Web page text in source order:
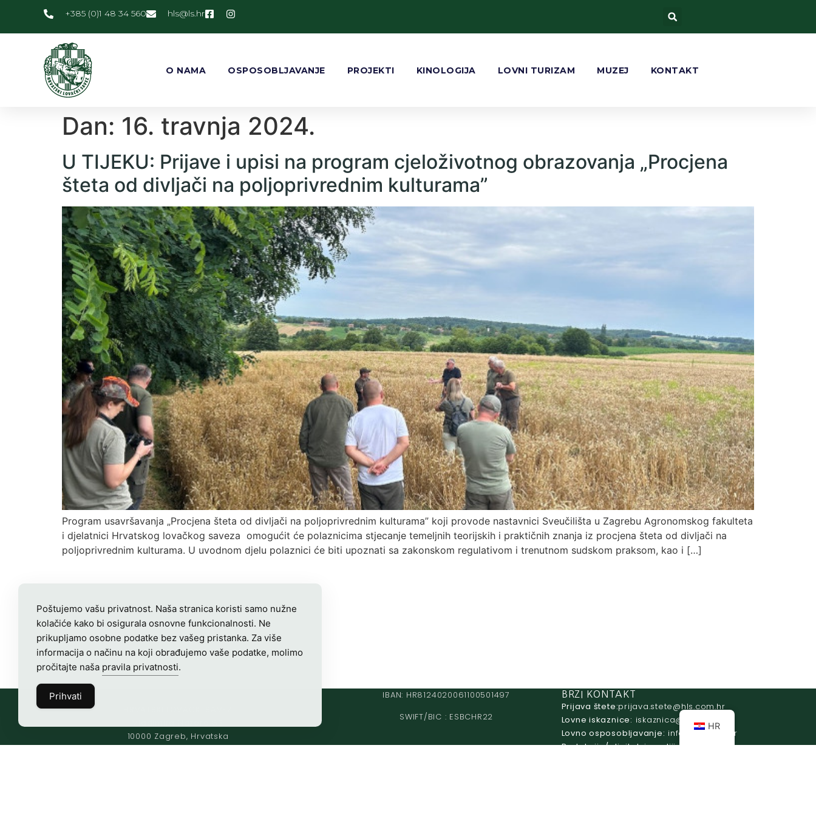
+385 (0)1 48 34 560 rh.sl
@slh
O NAMA OSPOSOBLJAVANJE PROJEKTI KINOLOGIJA LOVNI TURIZAM MUZEJ KONTAKT
Dan: 16. travnja 2024.
U TIJEKU: Prijave i upisi na program cjeloživotnog obrazovanja „Procjena
šteta od divljači na poljoprivrednim kulturama”
Program usavršavanja „Procjena šteta od divljači na poljoprivrednim kulturama” koji provode nastavnici Sveučilišta u Zagrebu Agronomskog fakulteta
i djelatnici Hrvatskog lovačkog saveza omogućit će polaznicima stjecanje temeljnih teorijskih i praktičnih znanja iz procjena šteta od divljači na
poljoprivrednim kulturama. U uvodnom djelu polaznici će biti upoznati sa zakonskom regulativom i trenutnom sudskom praksom, kao i […]
10000 Zagreb, Hrvatska
IBAN: HR8124020061100501497
SWIFT/BIC : ESBCHR22
BRZI KONTAKT
Prijava štete: rh.moc.slh
@etets.avajirp
Lovne iskaznice:
rh.moc.slh
@acinzaksi
Lovno osposobljavanje:
rh.ude-slh
@ofni
Redakcija/ digitalni mediji:
rh.sl
Poštujemo vašu privatnost. Naša stranica koristi samo nužne
kolačiće kako bi osigurala osnovne funkcionalnosti. Ne
prikupljamo osobne podatke bez vašeg pristanka. Za više
informacija o načinu na koji obrađujemo vaše podatke, molimo
pročitajte naša pravila privatnosti.
Prihvati
HR